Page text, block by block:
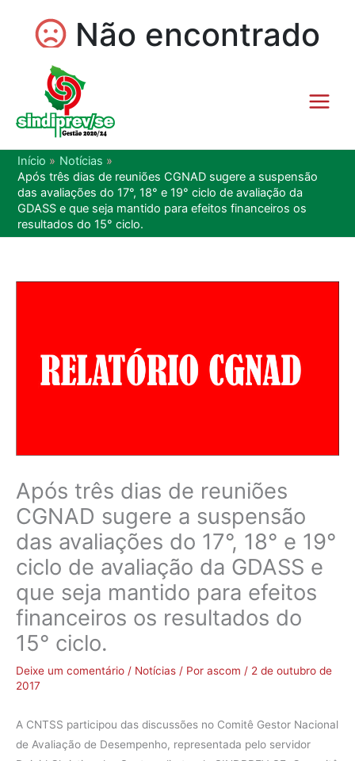
Início
Notícias
Após três dias de reuniões CGNAD sugere a suspensão
das avaliações do 17°, 18° e 19° ciclo de avaliação da
GDASS e que seja mantido para efeitos financeiros os
resultados do 15° ciclo.
Após três dias de reuniões
CGNAD sugere a suspensão
das avaliações do 17°, 18° e 19°
ciclo de avaliação da GDASS e
que seja mantido para efeitos
financeiros os resultados do
15° ciclo.
Deixe um comentário / Notícias / Por ascom / 2 de outubro de
2017
A CNTSS participou das discussões no Comitê Gestor Nacional
de Avaliação de Desempenho, representada pelo servidor